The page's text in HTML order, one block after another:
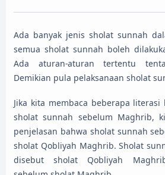
Ada banyak jenis sholat sunnah
semua sholat sunnah boleh
Ada aturan-aturan tertentu
Demikian pula pelaksanaan sholat
Jika kita membaca beberapa
sholat sunnah sebelum Maghrib,
penjelasan bahwa sholat sunnah
sholat Qobliyah Maghrib. Sholat
disebut sholat Qobliyah